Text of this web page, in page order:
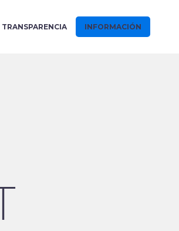
TRANSPARENCIA INFORMACIÓN